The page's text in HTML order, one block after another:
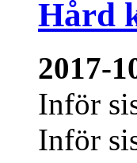
Hård
2017-
Inför
Inför